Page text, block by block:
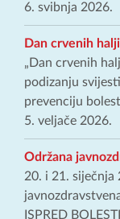
6. svibnja 2026.
Dan crvenih
„Dan crvenih
podizanju
prevenciju
5. veljače 2026.
Održana
20. i 21. siječnja
ISPRED